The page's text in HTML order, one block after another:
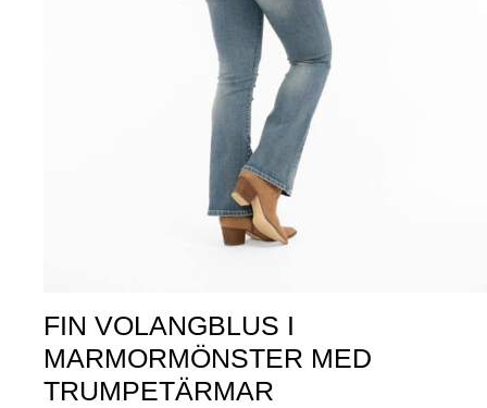
FIN VOLANGBLUS I
MARMORMÖNSTER MED
TRUMPETÄRMAR